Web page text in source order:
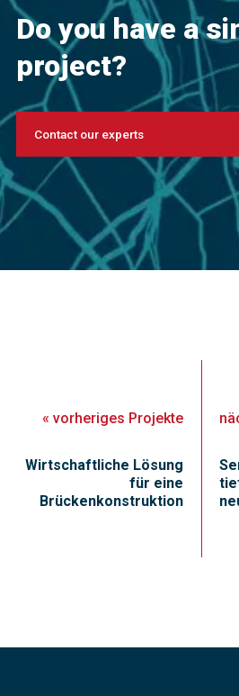
Do you have a
project?
Contact our experts
«vorheriges Projekte
Wirtschaftliche Lösung
für eine
Brückenkonstruktion